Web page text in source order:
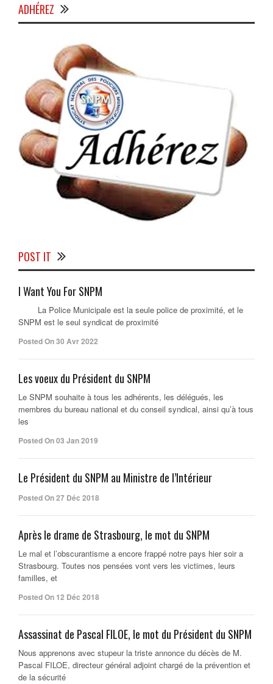
ADHÉREZ
POST IT
I Want You For SNPM
La Police Municipale est la seule police de proximité, et le
SNPM est le seul syndicat de proximité
Posted On 30 Avr 2022
Les voeux du Président du SNPM
Le SNPM souhaite à tous les adhérents, les délégués, les
membres du bureau national et du conseil syndical, ainsi qu’à tous
les
Posted On 03 Jan 2019
Le Président du SNPM au Ministre de l’Intérieur
Posted On 27 Déc 2018
Après le drame de Strasbourg, le mot du SNPM
Le mal et l’obscurantisme a encore frappé notre pays hier soir a
Strasbourg. Toutes nos pensées vont vers les victimes, leurs
familles, et
Posted On 12 Déc 2018
Assassinat de Pascal FILOE, le mot du Président du SNPM
Nous apprenons avec stupeur la triste annonce du décès de M.
Pascal FILOE, directeur général adjoint chargé de la prévention et
de la sécurité